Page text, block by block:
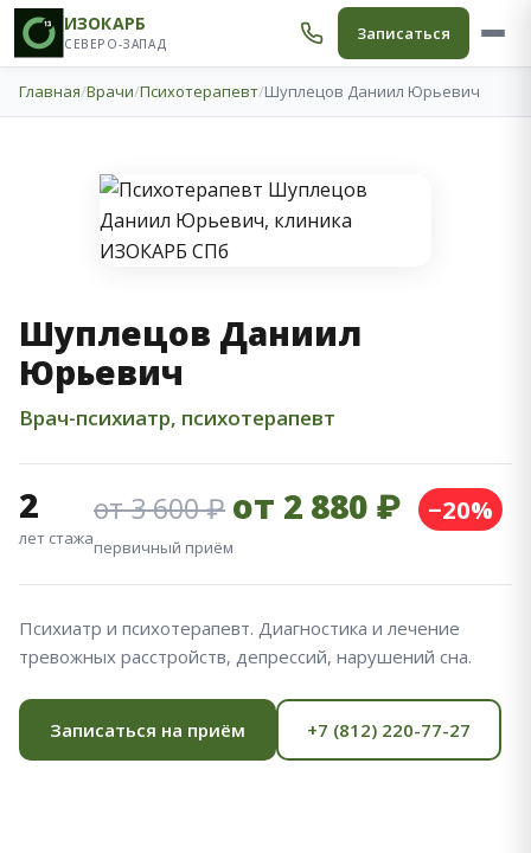
ИЗОКАРБ
СЕВЕРО-ЗАПАД Записаться
Главная/Врачи/Психотерапевт/Шуплецов Даниил Юрьевич
Шуплецов Даниил
Юрьевич
Врач-психиатр, психотерапевт
2
лет стажа
от 3 600 ₽ от 2 880 ₽ −20%
первичный приём
Психиатр и психотерапевт. Диагностика и лечение
тревожных расстройств, депрессий, нарушений сна.
Записаться на приём +7 (812) 220-77-27